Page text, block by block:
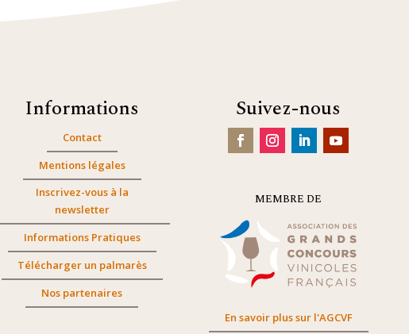
Informations
Contact
Mentions légales
Inscrivez-vous à la
newsletter
Informations Pratiques
Télécharger un palmarès
Nos partenaires
Suivez-nous
MEMBRE DE
En savoir plus sur l'AGCVF